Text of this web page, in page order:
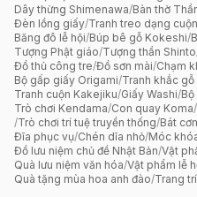
Dây thừng Shimenawa/Bàn thờ
Đèn lồng giấy/Tranh treo dạng cuộn
Băng đô lễ hội/Búp bê gỗ Kokeshi/
Tượng Phật giáo/Tượng thần Shinto
Đồ thủ công tre/Đồ sơn mài/Chạm
Bộ gấp giấy Origami/Tranh khắc
Tranh cuộn Kakejiku/Giấy Washi/
Trò chơi Kendama/Con quay Koma/
/Trò chơi trí tuệ truyền thống/Bát
Đĩa phục vụ/Chén dĩa nhỏ/Móc
Đồ lưu niệm chủ đề Nhật Bản/Vật
Quà lưu niệm văn hóa/Vật phẩm lễ
Quà tặng mùa hoa anh đào/Trang